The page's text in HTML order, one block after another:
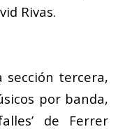
Rivas.
sección tercera,
por banda,
de Ferrer